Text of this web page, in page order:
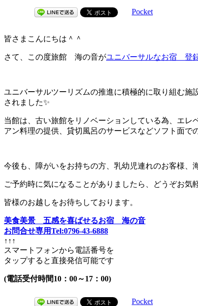
Pocket
皆さまこんにちは＾＾
さて、この度旅館 海の音がユニバーサルなお宿 登
ユニバーサルツーリズムの推進に積極的に取り組む
されました✨
当館は、古い旅館をリノベーションしている為、エ
アン料理の提供、貸切風呂のサービスなどソフト面で
今後も、障がいをお持ちの方、乳幼児連れのお客様、
ご予約時に気になることがありましたら、どうぞお気
皆様のお越しをお待ちしております。
美食美景 五感を喜ばせるお宿 海の音
お問合せ専用Tel:0796-43-6888
↑↑↑
スマートフォンから電話番号を
タップすると直接発信可能です
(電話受付時間10：00～17：00)
Pocket